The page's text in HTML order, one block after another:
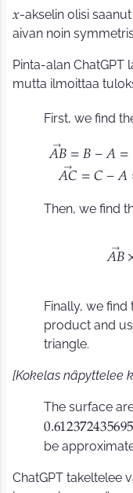
𝑥-akselin olisi
aivan noin
Pinta-alan ChatGPT
mutta ilmoittaa
First, we find
𝐴𝐵 = 𝐵 −𝐴 =
𝐴𝐶 = 𝐶 −𝐴
Then, we find
𝐴𝐵
Finally, we
product and
triangle.
[Kokelas näpyttelee
The surface
0.61237243569
be
ChatGPT takeltelee